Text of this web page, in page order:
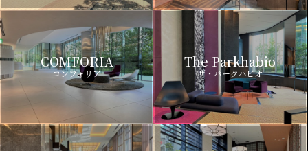
COMFORIA
コンフォリア
The Parkhabio
ザ・パークハビオ